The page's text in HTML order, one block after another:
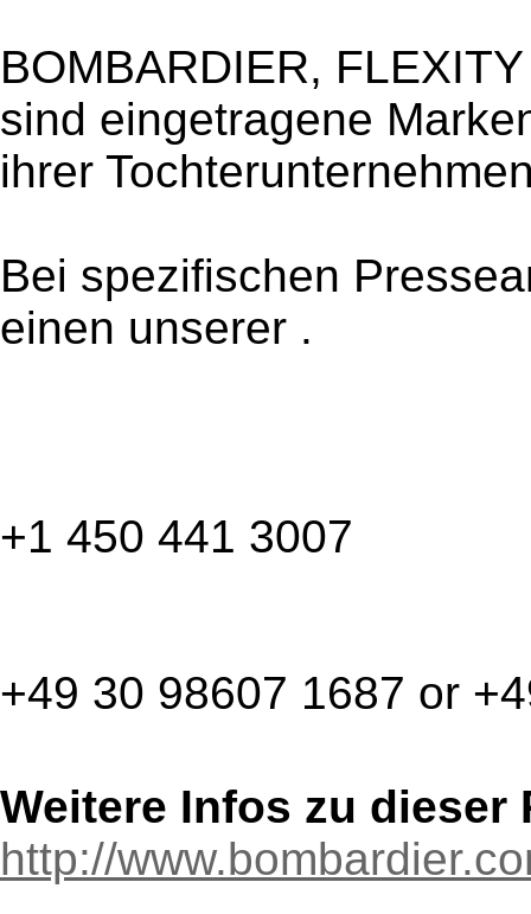
BOMBARDIER,
sind eingetragene
ihrer
Bei spezifischen
einen unserer .
+1 450 441 3007
+49 30 98607 1687 or
Weitere Infos zu dieser
http://